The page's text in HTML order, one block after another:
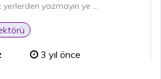
yazmayın ye ...
3 yıl önce